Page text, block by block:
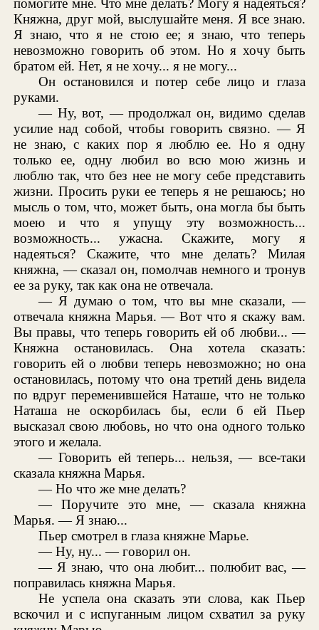
помогите мне. Что мне делать? Могу я надеяться?
Княжна, друг мой, выслушайте меня. Я все знаю.
Я знаю, что я не стою ее; я знаю, что теперь
невозможно говорить об этом. Но я хочу быть
братом ей. Нет, я не хочу... я не могу...
Он остановился и потер себе лицо и глаза
руками.
— Ну, вот, — продолжал он, видимо сделав
усилие над собой, чтобы говорить связно. — Я
не знаю, с каких пор я люблю ее. Но я одну
только ее, одну любил во всю мою жизнь и
люблю так, что без нее не могу себе представить
жизни. Просить руки ее теперь я не решаюсь; но
мысль о том, что, может быть, она могла бы быть
моею и что я упущу эту возможность...
возможность... ужасна. Скажите, могу я
надеяться? Скажите, что мне делать? Милая
княжна, — сказал он, помолчав немного и тронув
ее за руку, так как она не отвечала.
— Я думаю о том, что вы мне сказали, —
отвечала княжна Марья. — Вот что я скажу вам.
Вы правы, что теперь говорить ей об любви... —
Княжна остановилась. Она хотела сказать:
говорить ей о любви теперь невозможно; но она
остановилась, потому что она третий день видела
по вдруг переменившейся Наташе, что не только
Наташа не оскорбилась бы, если б ей Пьер
высказал свою любовь, но что она одного только
этого и желала.
— Говорить ей теперь... нельзя, — все-таки
сказала княжна Марья.
— Но что же мне делать?
— Поручите это мне, — сказала княжна
Марья. — Я знаю...
Пьер смотрел в глаза княжне Марье.
— Ну, ну... — говорил он.
— Я знаю, что она любит... полюбит вас, —
поправилась княжна Марья.
Не успела она сказать эти слова, как Пьер
вскочил и с испуганным лицом схватил за руку